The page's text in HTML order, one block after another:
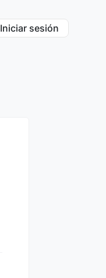
Iniciar sesión